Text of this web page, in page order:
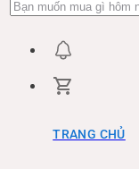
TRANG CHỦ